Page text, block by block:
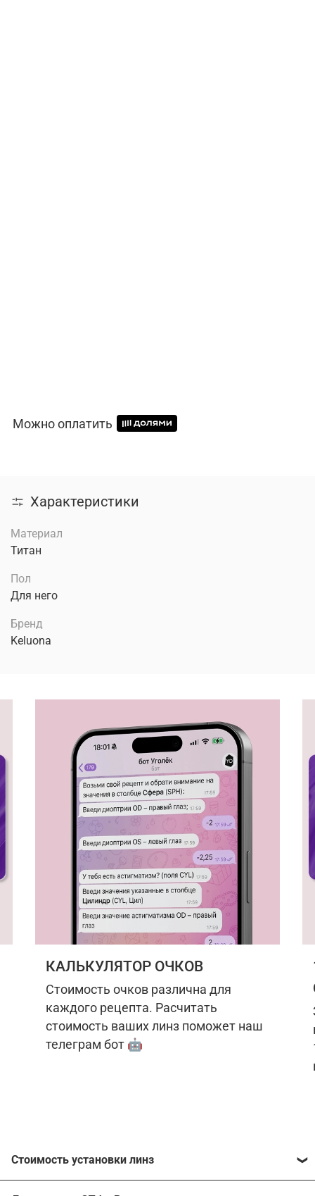
Можно оплатить
Характеристики
Материал
Титан
Пол
Для него
Бренд
Keluona
КАЛЬКУЛЯТОР ОЧКОВ
Стоимость очков различна для
каждого рецепта. Расчитать
стоимость ваших линз поможет наш
телеграм бот 🤖
Стоимость установки линз